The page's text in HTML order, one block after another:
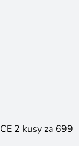
2 kusy za 699